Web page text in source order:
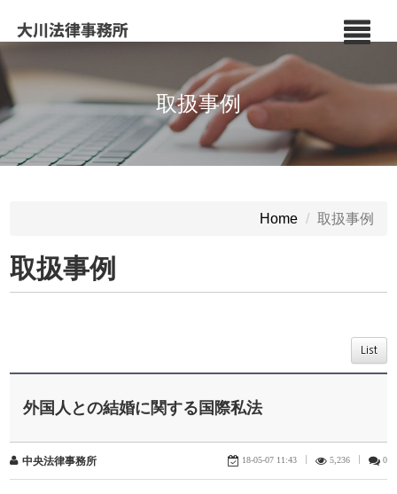
取扱事例
Home 取扱事例
取扱事例
List
外国人との結婚に関する国際私法
中央法律事務所 18-05-07 11:43 5,236 0